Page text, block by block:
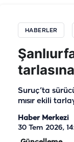
HABERLER
Suruç’ta
mısır ekili
Haber Merkezi
30 Tem 2026,